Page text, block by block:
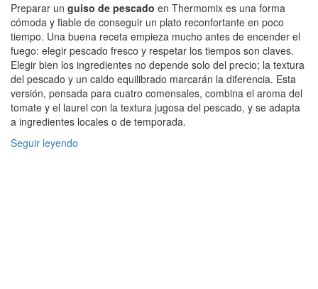
Preparar un guiso de pescado en Thermomix es una forma
cómoda y fiable de conseguir un plato reconfortante en poco
tiempo. Una buena receta empieza mucho antes de encender el
fuego: elegir pescado fresco y respetar los tiempos son claves.
Elegir bien los ingredientes no depende solo del precio; la textura
del pescado y un caldo equilibrado marcarán la diferencia. Esta
versión, pensada para cuatro comensales, combina el aroma del
tomate y el laurel con la textura jugosa del pescado, y se adapta
a ingredientes locales o de temporada.
Seguir leyendo